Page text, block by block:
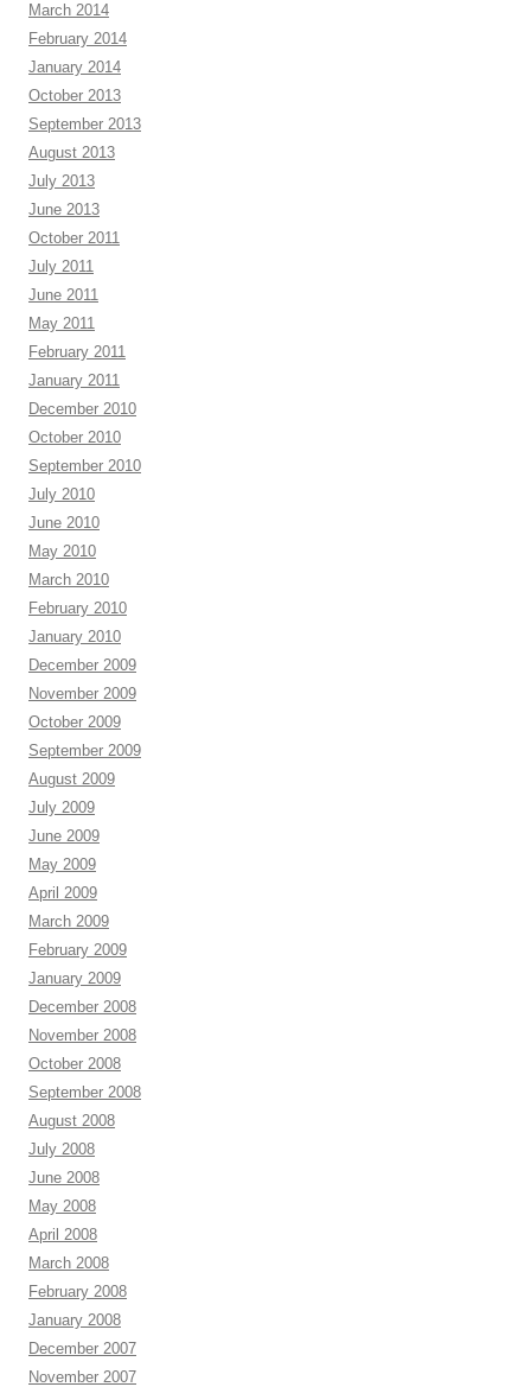
March 2014
February 2014
January 2014
October 2013
September 2013
August 2013
July 2013
June 2013
October 2011
July 2011
June 2011
May 2011
February 2011
January 2011
December 2010
October 2010
September 2010
July 2010
June 2010
May 2010
March 2010
February 2010
January 2010
December 2009
November 2009
October 2009
September 2009
August 2009
July 2009
June 2009
May 2009
April 2009
March 2009
February 2009
January 2009
December 2008
November 2008
October 2008
September 2008
August 2008
July 2008
June 2008
May 2008
April 2008
March 2008
February 2008
January 2008
December 2007
November 2007